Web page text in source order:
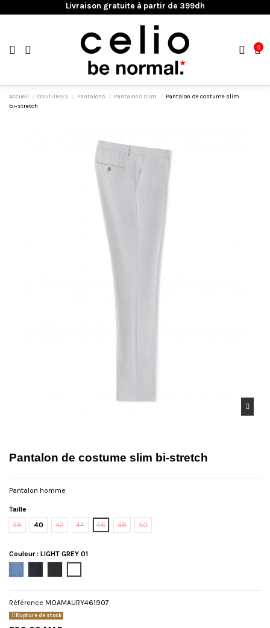
Livraison gratuite à partir de 399dh
0
Accueil COSTUMES Pantalons Pantalons slim
Pantalon de costume slim
bi-stretch
Pantalon de costume slim bi-stretch
Pantalon homme
Taille
38
40 42 44 46 48 50
Couleur: LIGHT GREY 01
Référence MOAMAURY461907
Rupture de stock